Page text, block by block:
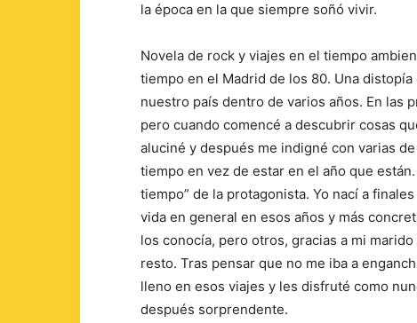
la época en la que siempre soñó vivir.
Novela de rock y viajes en el tiempo
tiempo en el Madrid de los 80. Una
nuestro país dentro de varios años. En las
pero cuando comencé a descubrir cosas
aluciné y después me indigné con varias
tiempo en vez de estar en el año que
tiempo” de la protagonista. Yo nací a
vida en general en esos años y más
los conocía, pero otros, gracias a mi
resto. Tras pensar que no me iba a
lleno en esos viajes y les disfruté como
después sorprendente.